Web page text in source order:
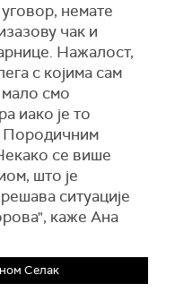
немате
чак и
Нажалост,
с којима сам
смо
иако је то
Породичним
се више
што је
ситуације
каже Ана
Селак